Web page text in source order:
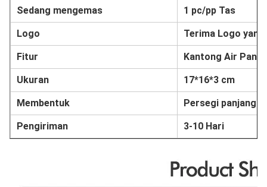
Sedang mengemas 1 pc/pp Tas
Logo Terima Logo
Fitur Kantong Air
Ukuran 17*16*3 cm
Membentuk Persegi panjang
Pengiriman 3-10 Hari